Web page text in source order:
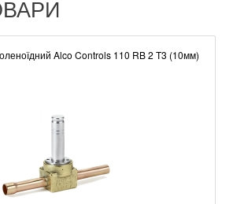
Alco Controls 110 RB 2 T3 (10мм)